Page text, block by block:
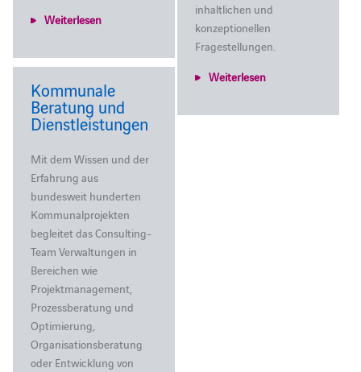
inhaltlichen und
konzeptionellen
Fragestellungen.
Weiterlesen
Weiterlesen
Kommunale
Beratung und
Dienstleistungen
Mit dem Wissen und der
Erfahrung aus
bundesweit hunderten
Kommunalprojekten
begleitet das Consulting-
Team Verwaltungen in
Bereichen wie
Projektmanagement,
Prozessberatung und
Optimierung,
Organisationsberatung
oder Entwicklung von